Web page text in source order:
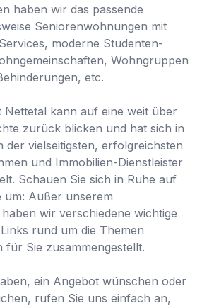
haben wir das passende
Seniorenwohnungen mit
moderne Studenten-
Wohngruppen
etc.
Nettetal kann auf eine weit über
zurück blicken und hat sich in
der vielseitigsten, erfolgreichsten
und Immobilien-Dienstleister
Schauen Sie sich in Ruhe auf
um: Außer unserem
wir verschiedene wichtige
rund um die Themen
für Sie zusammengestellt.
ein Angebot wünschen oder
rufen Sie uns einfach an,